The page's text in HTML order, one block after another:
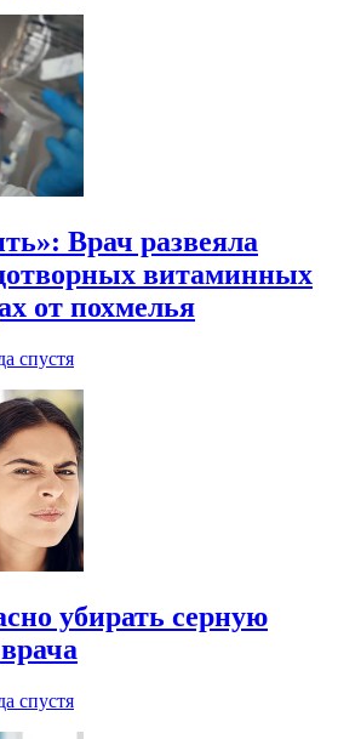
Врач развеяла
витаминных
от похмелья
спустя
убирать серную
спустя